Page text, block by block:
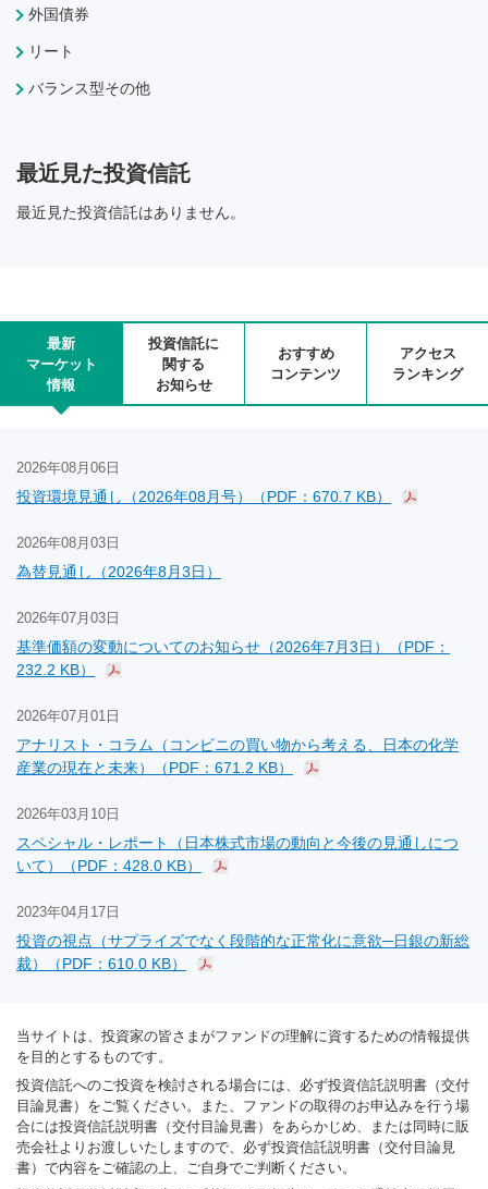
外国債券
リート
バランス型その他
最近見た投資信託
最近見た投資信託はありません。
最新
マーケット
情報
投資信託に
関する
お知らせ
おすすめ
コンテンツ
アクセス
ランキング
2026年08月06日
投資環境見通し（2026年08月号）（PDF：670.7 KB）
2026年08月03日
為替見通し（2026年8月3日）
2026年07月03日
基準価額の変動についてのお知らせ（2026年7月3日）（PDF：
232.2 KB）
2026年07月01日
アナリスト・コラム（コンビニの買い物から考える、日本の化学
産業の現在と未来）（PDF：671.2 KB）
2026年03月10日
スペシャル・レポート（日本株式市場の動向と今後の見通しにつ
いて）（PDF：428.0 KB）
2023年04月17日
投資の視点（サプライズでなく段階的な正常化に意欲─日銀の新総
裁）（PDF：610.0 KB）
当サイトは、投資家の皆さまがファンドの理解に資するための情報提供
を目的とするものです。
投資信託へのご投資を検討される場合には、必ず投資信託説明書（交付
目論見書）をご覧ください。また、ファンドの取得のお申込みを行う場
合には投資信託説明書（交付目論見書）をあらかじめ、または同時に販
売会社よりお渡しいたしますので、必ず投資信託説明書（交付目論見
書）で内容をご確認の上、ご自身でご判断ください。